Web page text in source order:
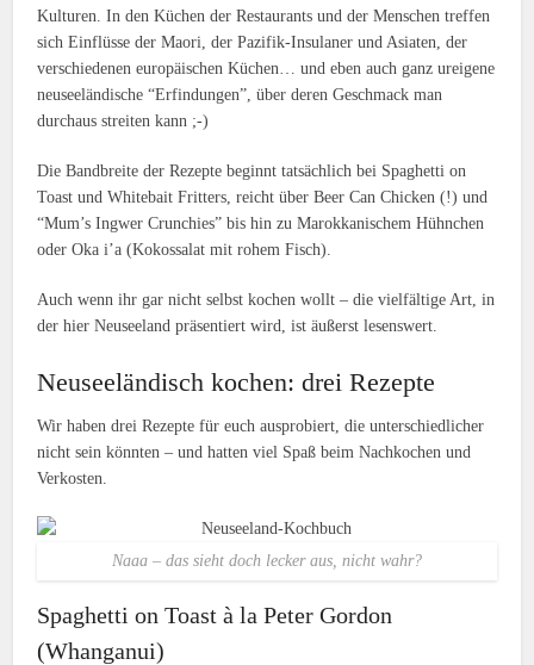
Kulturen. In den Küchen der Restaurants und der Menschen treffen
sich Einflüsse der Maori, der Pazifik-Insulaner und Asiaten, der
verschiedenen europäischen Küchen… und eben auch ganz ureigene
neuseeländische “Erfindungen”, über deren Geschmack man
durchaus streiten kann ;-)
Die Bandbreite der Rezepte beginnt tatsächlich bei Spaghetti on
Toast und Whitebait Fritters, reicht über Beer Can Chicken (!) und
“Mum’s Ingwer Crunchies” bis hin zu Marokkanischem Hühnchen
oder Oka i’a (Kokossalat mit rohem Fisch).
Auch wenn ihr gar nicht selbst kochen wollt – die vielfältige Art, in
der hier Neuseeland präsentiert wird, ist äußerst lesenswert.
Neuseeländisch kochen: drei Rezepte
Wir haben drei Rezepte für euch ausprobiert, die unterschiedlicher
nicht sein könnten – und hatten viel Spaß beim Nachkochen und
Verkosten.
Naaa – das sieht doch lecker aus, nicht wahr?
Spaghetti on Toast à la Peter Gordon
(Whanganui)